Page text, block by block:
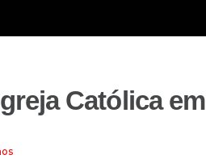
Católica em